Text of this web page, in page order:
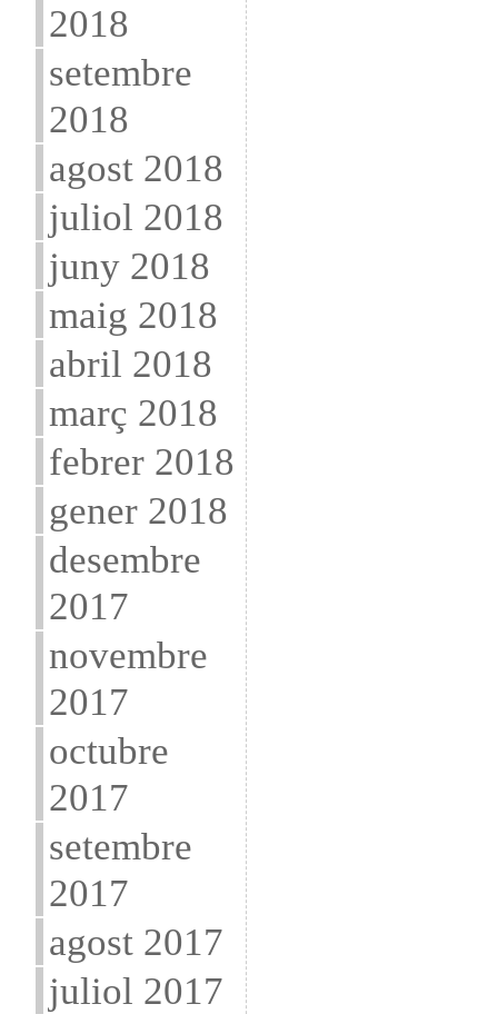
2018
setembre
2018
agost 2018
juliol 2018
juny 2018
maig 2018
abril 2018
març 2018
febrer 2018
gener 2018
desembre
2017
novembre
2017
octubre
2017
setembre
2017
agost 2017
juliol 2017